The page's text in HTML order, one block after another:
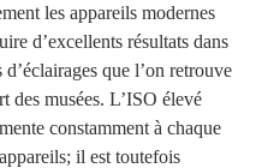
les appareils modernes
d’excellents résultats dans
que l’on retrouve
des musées. L’ISO élevé
constamment à chaque
il est toutefois